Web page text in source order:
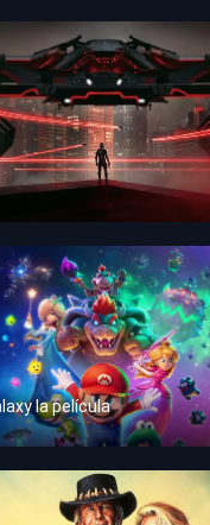
la película